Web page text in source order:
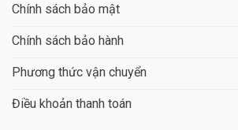
Chính sách bảo mật
Chính sách bảo hành
Phương thức vận chuyển
Điều khoản thanh toán